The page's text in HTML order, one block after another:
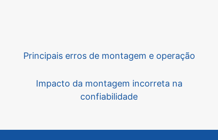
Principais erros de montagem e operação
Impacto da montagem incorreta na
confiabilidade